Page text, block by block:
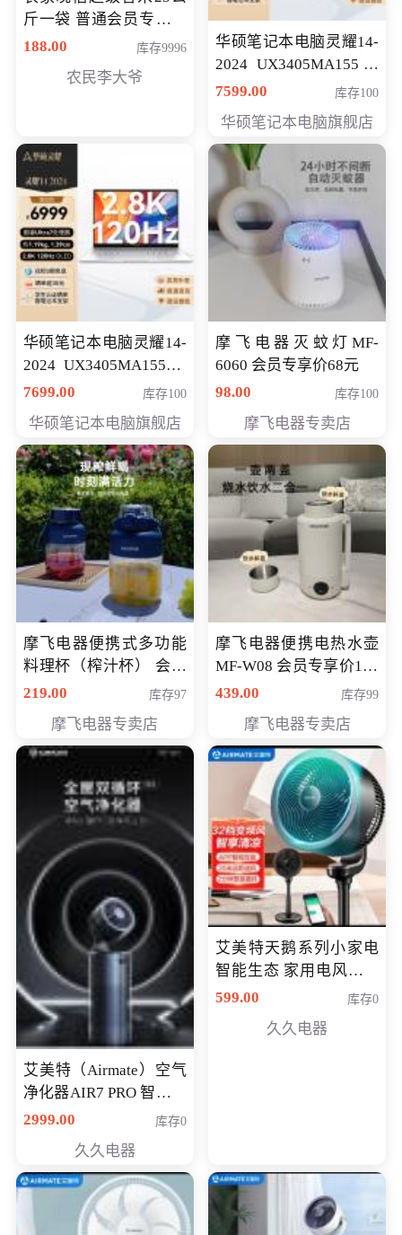
斤一袋 普通会员专享价
格178元
188.00 库存9996
农民李大爷
华硕笔记本电脑灵耀14-
2024 UX3405MA155冰
川银 oled 智慧轻薄本 会
7599.00 库存100
华硕笔记本电脑旗舰店
华硕笔记本电脑灵耀14-
2024 UX3405MA155夜
空蓝 oled 智慧轻薄本 会
7699.00 库存100
华硕笔记本电脑旗舰店
摩飞电器灭蚊灯MF-
6060 会员专享价68元
98.00
库存100
摩飞电器专卖店
摩飞电器便携式多功能
料理杯（榨汁杯） 会员
专享价118元
219.00 库存97
摩飞电器专卖店
摩飞电器便携电热水壶
MF-W08 会员专享价198
元
439.00 库存99
摩飞电器专卖店
艾美特（Airmate）空气
净化器AIR7 PRO 智能全
屋空气循环负离子旗舰
2999.00 库存0
久久电器
艾美特天鹅系列小家电
智能生态 家用电风扇直
流变频节能轻音空气循
鹅，白天鹅智能)
599.00 库存0
久久电器